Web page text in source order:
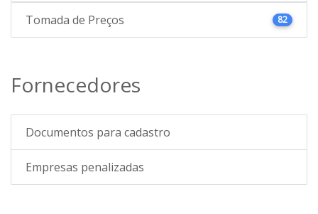
Tomada de Preços 82
Fornecedores
Documentos para cadastro
Empresas penalizadas